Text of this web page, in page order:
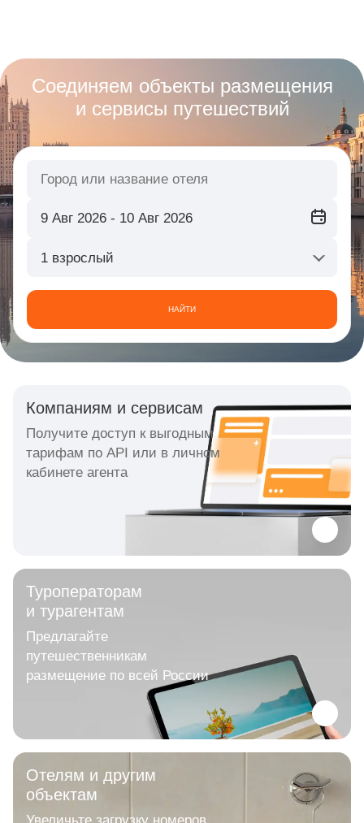
Соединяем объекты размещения
и сервисы путешествий
1 взрослый
НАЙТИ
Компаниям и сервисам
Получите доступ к выгодным
тарифам по API или в личном
кабинете агента
Туроператорам
и турагентам
Предлагайте
путешественникам
размещение по всей России
Отелям и другим
объектам